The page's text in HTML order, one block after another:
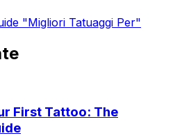
"Migliori Tatuaggi Per"
First Tattoo: The